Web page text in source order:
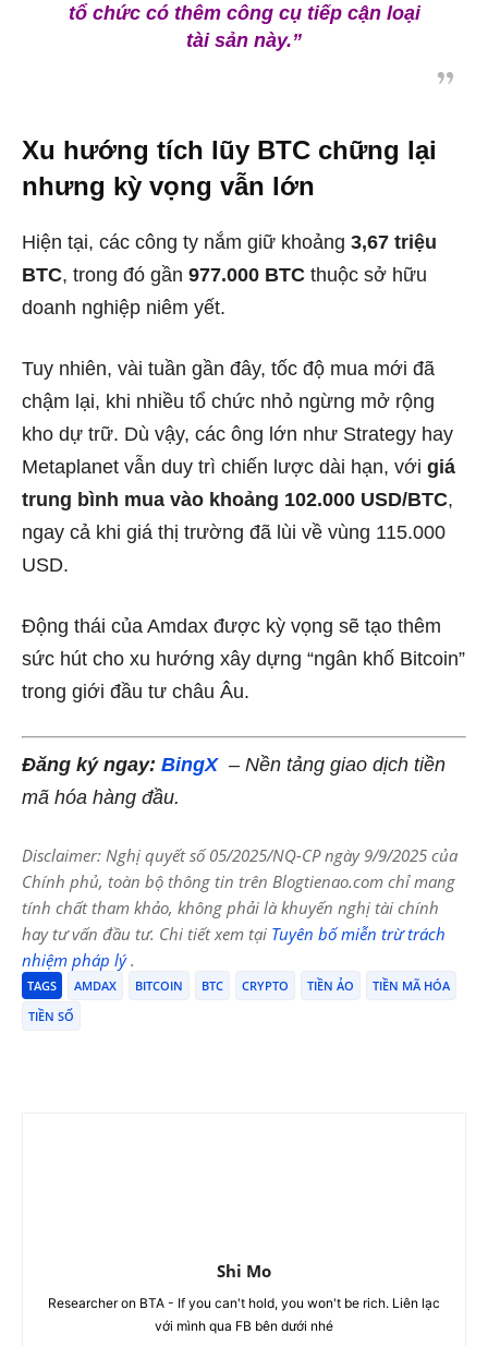
tổ chức có thêm công cụ tiếp cận loại
tài sản này.”
Xu hướng tích lũy BTC chững lại
nhưng kỳ vọng vẫn lớn
Hiện tại, các công ty nắm giữ khoảng 3,67 triệu
BTC, trong đó gần 977.000 BTC thuộc sở hữu
doanh nghiệp niêm yết.
Tuy nhiên, vài tuần gần đây, tốc độ mua mới đã
chậm lại, khi nhiều tổ chức nhỏ ngừng mở rộng
kho dự trữ. Dù vậy, các ông lớn như Strategy hay
Metaplanet vẫn duy trì chiến lược dài hạn, với giá
trung bình mua vào khoảng 102.000 USD/BTC,
ngay cả khi giá thị trường đã lùi về vùng 115.000
USD.
Động thái của Amdax được kỳ vọng sẽ tạo thêm
sức hút cho xu hướng xây dựng “ngân khố Bitcoin”
trong giới đầu tư châu Âu.
Đăng ký ngay: BingX– Nền tảng giao dịch tiền
mã hóa hàng đầu.
Disclaimer: Nghị quyết số 05/2025/NQ-CP ngày 9/9/2025 của
Chính phủ, toàn bộ thông tin trên Blogtienao.com chỉ mang
tính chất tham khảo, không phải là khuyến nghị tài chính
hay tư vấn đầu tư. Chi tiết xem tại Tuyên bố miễn trừ trách
nhiệm pháp lý.
TAGS AMDAX BITCOIN BTC CRYPTO TIỀN ẢO
TIỀN MÃ HÓA
TIỀN SỐ
Shi Mo
Researcher on BTA - If you can't hold, you won't be rich. Liên lạc
với mình qua FB bên dưới nhé